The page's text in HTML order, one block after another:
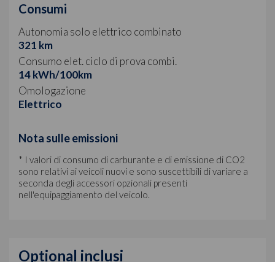
Consumi
Autonomia solo elettrico combinato
321 km
Consumo elet. ciclo di prova combi.
14 kWh/100km
Omologazione
Elettrico
Nota sulle emissioni
* I valori di consumo di carburante e di emissione di CO2
sono relativi ai veicoli nuovi e sono suscettibili di variare a
seconda degli accessori opzionali presenti
nell'equipaggiamento del veicolo.
Optional inclusi